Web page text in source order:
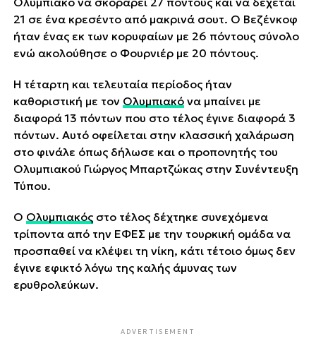
21 σε ένα κρεσέντο από μακρινά σουτ. Ο Βεζένκοφ
ήταν ένας εκ των κορυφαίων με 26 πόντους σύνολο
ενώ ακολούθησε ο Φουρνιέρ με 20 πόντους.
Η τέταρτη και τελευταία περίοδος ήταν
καθοριστική με τον Ολυμπιακόνα μπαίνει με
διαφορά 13 πόντων που στο τέλος έγινε διαφορά 3
πόντων. Αυτό οφείλεται στην κλασσική χαλάρωση
στο φινάλε όπως δήλωσε και ο προπονητής του
Ολυμπιακού Γιώργος Μπαρτζώκας στην Συνέντευξη
Τύπου.
Ο Ολυμπιακόςστο τέλος δέχτηκε συνεχόμενα
τρίποντα από την ΕΦΕΣ με την τουρκική ομάδα να
προσπαθεί να κλέψει τη νίκη, κάτι τέτοιο όμως δεν
έγινε εφικτό λόγω της καλής άμυνας των
ερυθρολεύκων.
ADVERTISEMENT